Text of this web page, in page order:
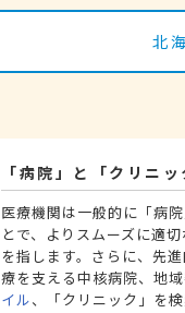
北
「病院」と「クリニ
医療機関は一般的に「病
とで、よりスムーズに適
を指します。さらに、先
療を支える中核病院、地
イル、「クリニック」を